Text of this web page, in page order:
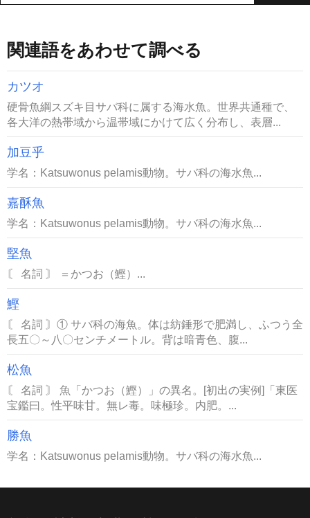
関連語をあわせて調べる
カツオ
硬骨魚綱スズキ目サバ科に属する海水魚。世界共通種で、
各大洋の熱帯域から温帯域にかけて広く分布し、表層...
加豆乎
学名：Katsuwonus pelamis動物。サバ科の海水魚...
嘉酥魚
学名：Katsuwonus pelamis動物。サバ科の海水魚...
堅魚
〘 名詞 〙 ＝かつお（鰹）...
鰹
〘 名詞 〙① サバ科の海魚。体は紡錘形で肥満し、ふつう全
長五〇～八〇センチメートル。背は暗青色、腹...
松魚
〘 名詞 〙 魚「かつお（鰹）」の異名。[初出の実例]「東医
宝鑑曰。性平味甘。無レ毒。味極珍。内肥。...
勝魚
学名：Katsuwonus pelamis動物。サバ科の海水魚...